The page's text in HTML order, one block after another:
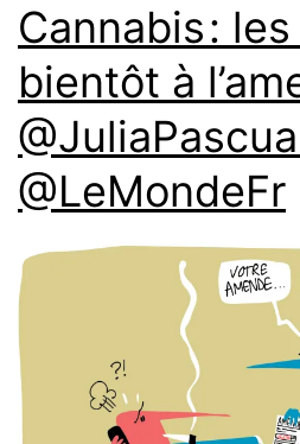
Cannabis :
bientôt à
@LeMondeFr